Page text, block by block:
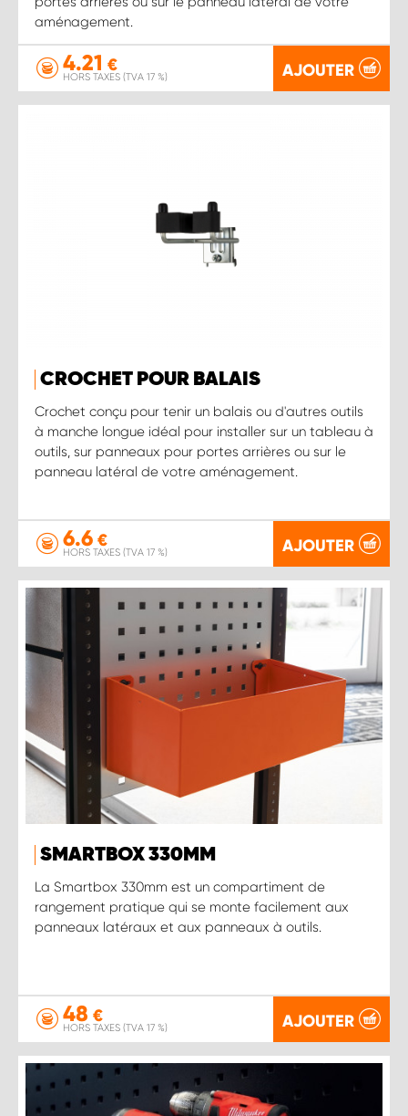
aménagement.
4.21 €
HORS TAXES (TVA 17 %) AJOUTER
CROCHET POUR BALAIS
Crochet conçu pour tenir un balais ou d'autres outils
à manche longue idéal pour installer sur un tableau à
outils, sur panneaux pour portes arrières ou sur le
panneau latéral de votre aménagement.
6.6 €
HORS TAXES (TVA 17 %) AJOUTER
SMARTBOX 330MM
La Smartbox 330mm est un compartiment de
rangement pratique qui se monte facilement aux
panneaux latéraux et aux panneaux à outils.
48 €
HORS TAXES (TVA 17 %) AJOUTER